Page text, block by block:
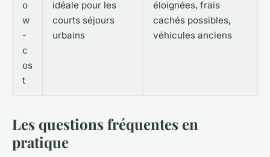
o
w
-
c
os
t
idéale pour les
courts séjours
urbains
éloignées, frais
cachés possibles,
véhicules anciens
Les questions fréquentes en
pratique